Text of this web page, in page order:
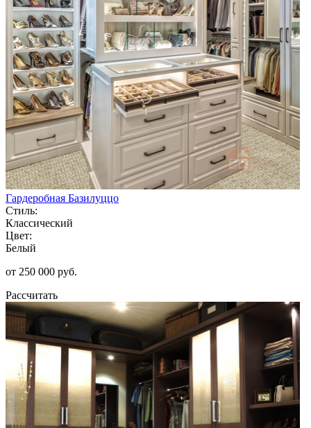
Гардеробная Базилуццо
Стиль:
Классический
Цвет:
Белый
от 250 000 руб.
Рассчитать